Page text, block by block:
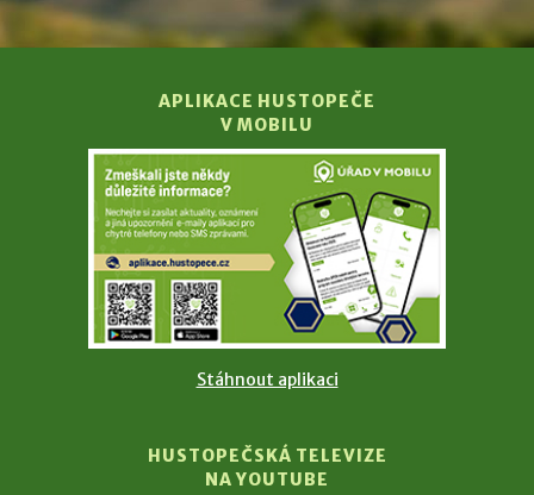
APLIKACE HUSTOPEČE
V MOBILU
Stáhnout aplikaci
HUSTOPEČSKÁ TELEVIZE
NA YOUTUBE